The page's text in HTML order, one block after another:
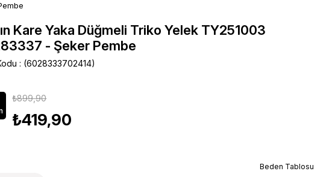
Kare Yaka Düğmeli Triko Yelek TY251003
- Şeker Pembe
(6028333702414)
₺899,90
₺419,90
Beden Tablosu